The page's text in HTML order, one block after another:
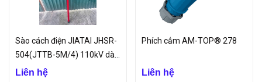
Sào cách điện JIATAI JHSR-
504(JTTB-5M/4) 110kV dài
5m
Liên hệ
Phích cắm AM-TOP® 278
Liên hệ